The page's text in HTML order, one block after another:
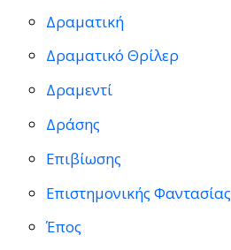
Δραματική
Δραματικό Θρίλερ
Δραμεντί
Δράσης
Επιβίωσης
Επιστημονικής Φαντασίας
Έπος